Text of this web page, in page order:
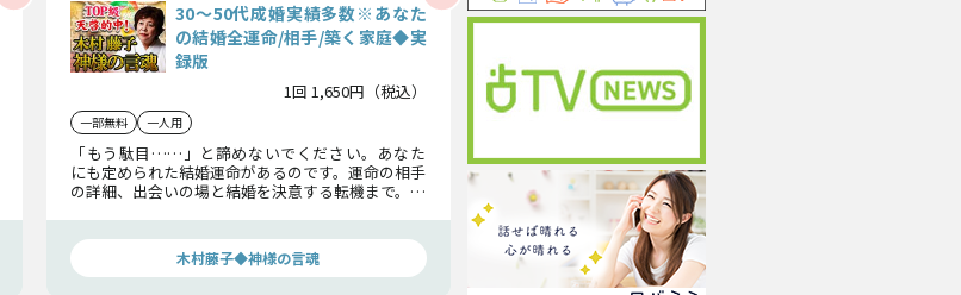
30〜50代成婚実績多数※あなた
の結婚全運命/相手/築く家庭◆実
録版
1回 1,650円（税込）
一部無料 一人用
「もう駄目……」と諦めないでください。あなた
にも定められた結婚運命があるのです。運命の相手
の詳細、出会いの場と結婚を決意する転機まで。結
けますよ。
木村藤子◆神様の言魂